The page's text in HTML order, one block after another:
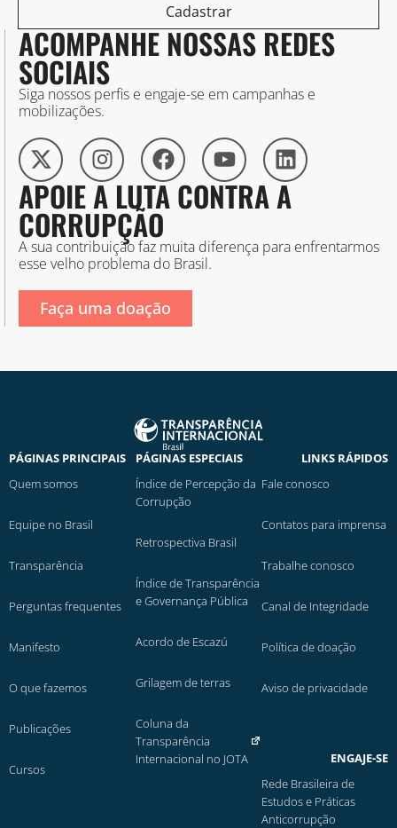
Cadastrar
ACOMPANHE NOSSAS REDES
SOCIAIS
Siga nossos perfis e engaje-se em campanhas e
mobilizações.
APOIE A LUTA CONTRA A
CORRUPÇÃO
A sua contribuição faz muita diferença para enfrentarmos
esse velho problema do Brasil.
Faça uma doação
PÁGINAS PRINCIPAIS
Quem somos
Equipe no Brasil
Transparência
Perguntas frequentes
Manifesto
O que fazemos
Publicações
Cursos
PÁGINAS ESPECIAIS
Índice de Percepção da
Corrupção
Retrospectiva Brasil
Índice de Transparência
e Governança Pública
Acordo de Escazú
Grilagem de terras
Coluna da
Transparência
Internacional no JOTA
LINKS RÁPIDOS
Fale conosco
Contatos para imprensa
Trabalhe conosco
Canal de Integridade
Política de doação
Aviso de privacidade
ENGAJE-SE
Rede Brasileira de
Estudos e Práticas
Anticorrupção